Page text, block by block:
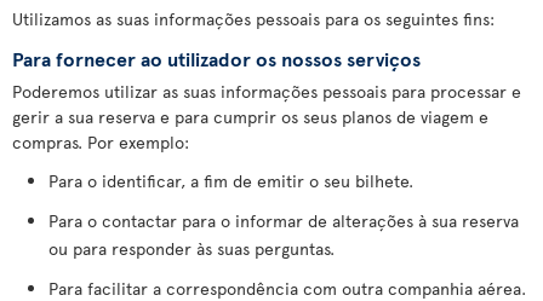
Utilizamos as suas informações pessoais para os seguintes fins:
Para fornecer ao utilizador os nossos serviços
Poderemos utilizar as suas informações pessoais para processar e
gerir a sua reserva e para cumprir os seus planos de viagem e
compras. Por exemplo:
Para o identificar, a fim de emitir o seu bilhete.
Para o contactar para o informar de alterações à sua reserva
ou para responder às suas perguntas.
Para facilitar a correspondência com outra companhia aérea.